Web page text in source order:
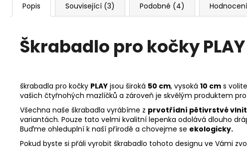
Popis Související (3) Podobné (4)
Škrabadlo pro kočky
škrabadla pro kočky PLAY jsou široká 50 cm, vysoká 10 cm s
vašich čtyřnohých mazlíčků a zároveň je skvělým produktem
Všechna naše škrabadla vyrábíme z prvotřídní pětivrstvé
variantách. Pouze tato velmi kvalitní lepenka odolává dlouho
Buďme ohleduplní k naší přírodě a chovejme se ekologicky.
Pokud byste si přáli vyrobit škrabadlo tohoto designu ve Vámi